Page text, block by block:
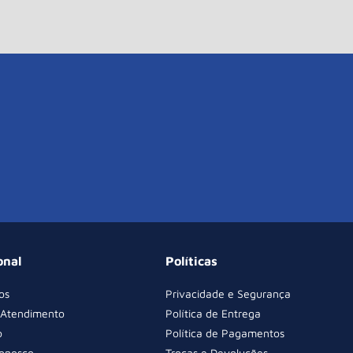
Políticas
Privacidade e Segurança
Política de Entrega
Política de Pagamentos